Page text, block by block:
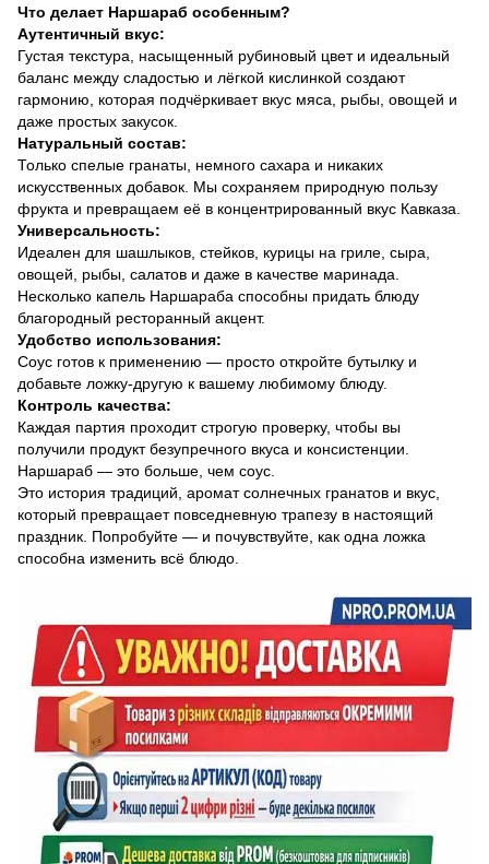
Что делает Наршараб особенным?
Аутентичный вкус:
Густая текстура, насыщенный рубиновый цвет и идеальный
баланс между сладостью и лёгкой кислинкой создают
гармонию, которая подчёркивает вкус мяса, рыбы, овощей и
даже простых закусок.
Натуральный состав:
Только спелые гранаты, немного сахара и никаких
искусственных добавок. Мы сохраняем природную пользу
фрукта и превращаем её в концентрированный вкус Кавказа.
Универсальность:
Идеален для шашлыков, стейков, курицы на гриле, сыра,
овощей, рыбы, салатов и даже в качестве маринада.
Несколько капель Наршараба способны придать блюду
благородный ресторанный акцент.
Удобство использования:
Соус готов к применению — просто откройте бутылку и
добавьте ложку-другую к вашему любимому блюду.
Контроль качества:
Каждая партия проходит строгую проверку, чтобы вы
получили продукт безупречного вкуса и консистенции.
Наршараб — это больше, чем соус.
Это история традиций, аромат солнечных гранатов и вкус,
который превращает повседневную трапезу в настоящий
праздник. Попробуйте — и почувствуйте, как одна ложка
способна изменить всё блюдо.